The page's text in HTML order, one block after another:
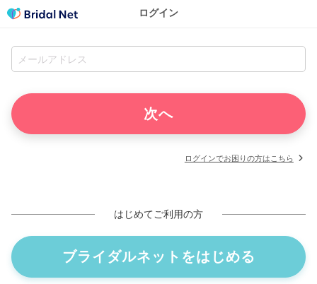
ログイン
ログインでお困りの方はこちら
はじめてご利用の方
ブライダルネットをはじめる